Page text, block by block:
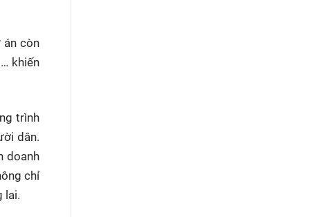
án còn
khiến
trình
dân.
doanh
chỉ
lai.